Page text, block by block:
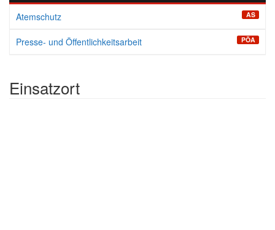
Atemschutz AS
Presse- und Öffentlichkeitsarbeit PÖA
Einsatzort